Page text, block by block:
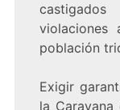
violaciones
población
Exigir
la